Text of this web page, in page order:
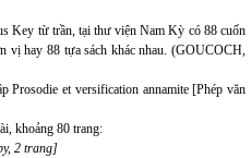
Key từ trần, tại thư viện Nam Kỳ có 88 cuốn
vị hay 88 tựa sách khác nhau. (GOUCOCH,
Prosodie et versification annamite [Phép văn
khoảng 80 trang:
2 trang]